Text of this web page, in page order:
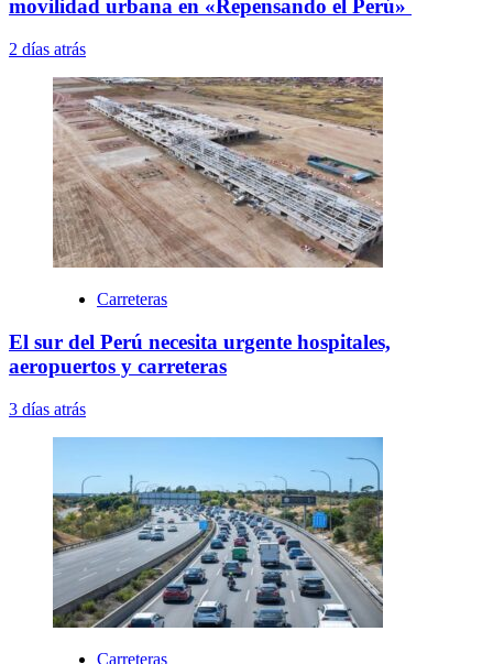
movilidad urbana en «Repensando el Perú»
2 días atrás
Carreteras
El sur del Perú necesita urgente hospitales,
aeropuertos y carreteras
3 días atrás
Carreteras